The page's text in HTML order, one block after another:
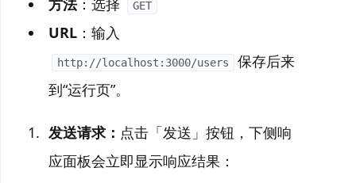
方法：选择 GET
URL：输入
http://localhost:3000/users
保存后来
到“运行页”。
发送请求： 点击「发送」按钮，下侧响
应面板会立即显示响应结果：